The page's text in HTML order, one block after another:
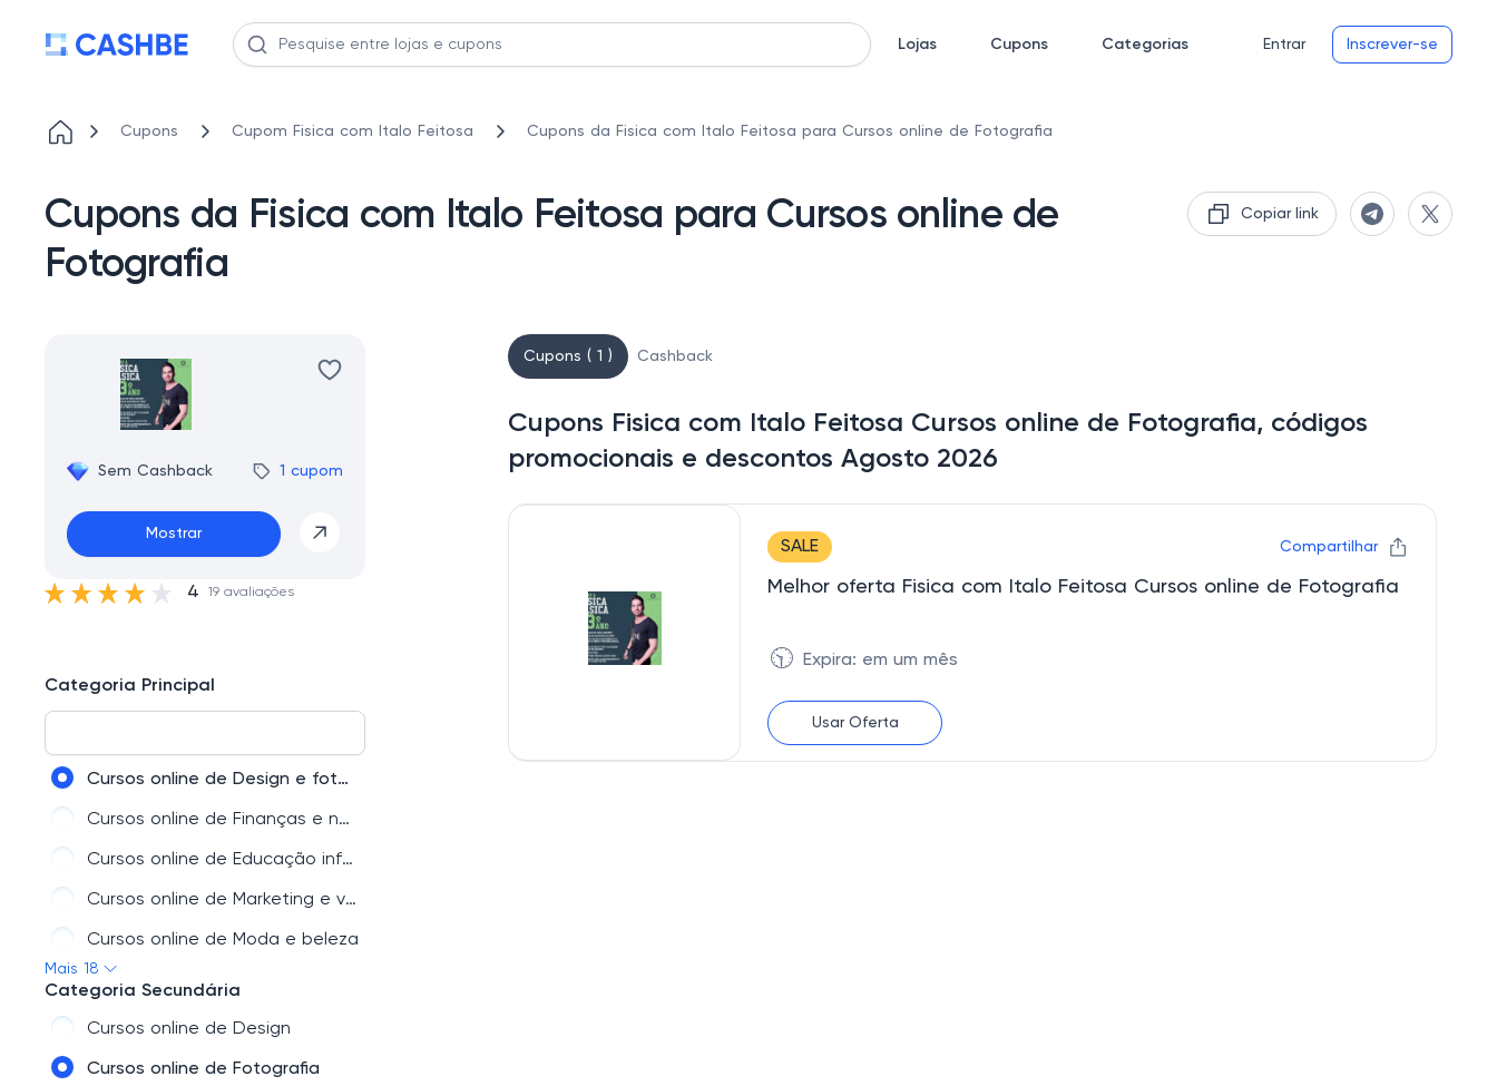
Lojas Cupons Categorias Entrar Inscrever-se
Cupons Cupom Fisica com Italo Feitosa Cupons da Fisica com Italo Feitosa para Cursos online de Fotografia
Cupons da Fisica com Italo Feitosa para Cursos online de
Fotografia
Copiar link
Sem Cashback 1 cupom
Mostrar
4 19 avaliações
Categoria Principal
Cursos online de Design e fotografia
Cursos online de Finanças e negócios
Cursos online de Educação infantil e família
Cursos online de Marketing e vendas
Cursos online de Moda e beleza
Mais 18
Categoria Secundária
Cursos online de Design
Cursos online de Fotografia
Cupons ( 1 ) Cashback
Cupons Fisica com Italo Feitosa Cursos online de Fotografia, códigos
promocionais e descontos Agosto 2026
SALE Compartilhar
Melhor oferta Fisica com Italo Feitosa Cursos online de Fotografia
🕥 Expira: em um mês
Usar Oferta